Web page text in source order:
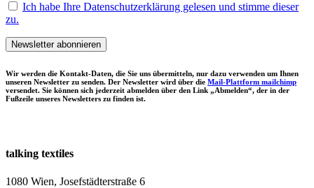
Ich habe Ihre Datenschutzerklärung gelesen und stimme dieser
zu.
Wir werden die Kontakt-Daten, die Sie uns übermitteln, nur dazu verwenden um Ihnen
unseren Newsletter zu senden. Der Newsletter wird über die Mail-Plattform mailchimp
versendet. Sie können sich jederzeit abmelden über den Link „Abmelden“, der in der
Fußzeile unseres Newsletters zu finden ist.
talking textiles
1080 Wien, Josefstädterstraße 6